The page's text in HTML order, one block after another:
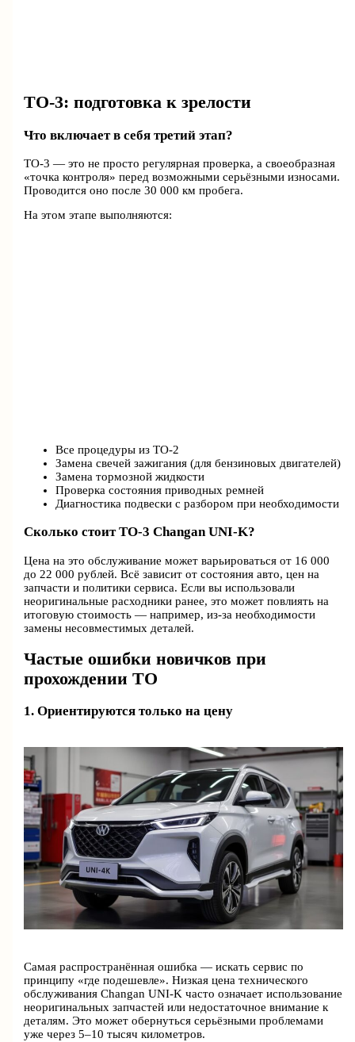
ТО-3: подготовка к зрелости
Что включает в себя третий этап?
ТО-3 — это не просто регулярная проверка, а своеобразная
«точка контроля» перед возможными серьёзными износами.
Проводится оно после 30 000 км пробега.
На этом этапе выполняются:
Все процедуры из ТО-2
Замена свечей зажигания (для бензиновых двигателей)
Замена тормозной жидкости
Проверка состояния приводных ремней
Диагностика подвески с разбором при необходимости
Сколько стоит ТО-3 Changan UNI-K?
Цена на это обслуживание может варьироваться от 16 000
до 22 000 рублей. Всё зависит от состояния авто, цен на
запчасти и политики сервиса. Если вы использовали
неоригинальные расходники ранее, это может повлиять на
итоговую стоимость — например, из-за необходимости
замены несовместимых деталей.
Частые ошибки новичков при
прохождении ТО
1. Ориентируются только на цену
Самая распространённая ошибка — искать сервис по
принципу «где подешевле». Низкая цена технического
обслуживания Changan UNI-K часто означает использование
неоригинальных запчастей или недостаточное внимание к
деталям. Это может обернуться серьёзными проблемами
уже через 5–10 тысяч километров.